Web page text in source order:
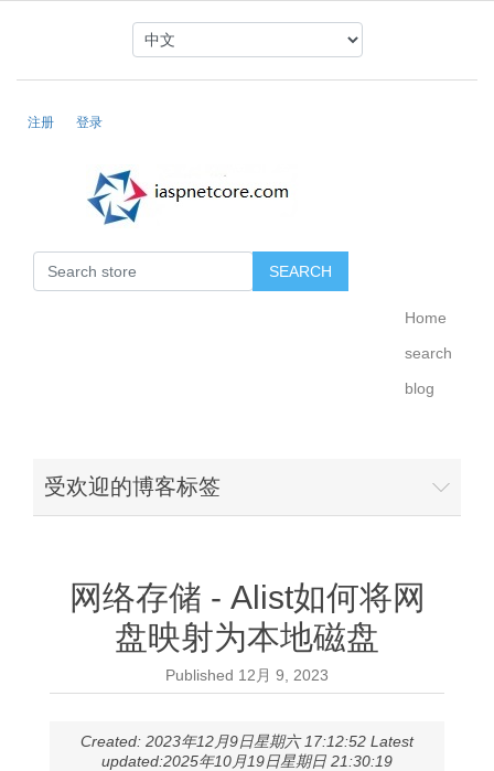
注册 登录
Home
search
blog
受欢迎的博客标签
网络存储 - Alist如何将网
盘映射为本地磁盘
Published 12月 9, 2023
Created: 2023年12月9日星期六 17:12:52 Latest
updated:2025年10月19日星期日 21:30:19